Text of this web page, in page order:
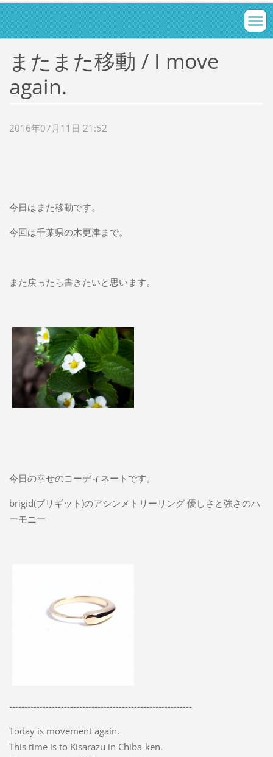
またまた移動 / I move
again.
2016年07月11日 21:52
今日はまた移動です。
今回は千葉県の木更津まで。
また戻ったら書きたいと思います。
今日の幸せのコーディネートです。
brigid(ブリギット)のアシンメトリーリング 優しさと強さのハ
ーモニー
------------------------------------------------------------
Today is movement again.
This time is to Kisarazu in Chiba-ken.